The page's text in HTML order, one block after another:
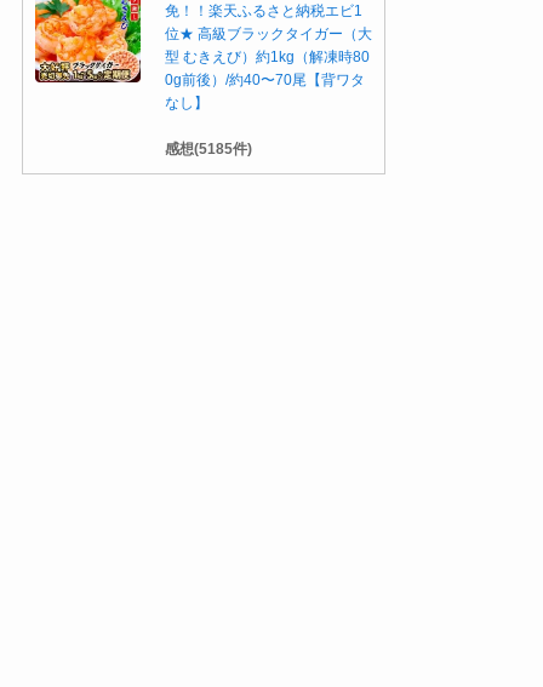
免！！楽天ふるさと納税エビ1
位★ 高級ブラックタイガー（大
型 むきえび）約1kg（解凍時80
0g前後）/約40〜70尾【背ワタ
なし】
感想(5185件)